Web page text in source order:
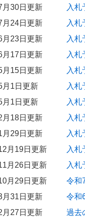
3月16日更新
事における情報共有シ
イクル法に係る提出資
12月3日更新
者の恒常的な雇用の
月18日更新
システムに関するア
月7日更新
境把握のための調査
月5日更新
者への適切な賃金水
月23日更新
度優秀建設工事表彰
月16日更新
月30日更新
入札
月24日更新
入札
月23日更新
入札
月17日更新
入札
月15日更新
入札
月1日更新
入札
月1日更新
入札
月18日更新
入札
月29日更新
入札
月19日更新
入札
月26日更新
入札
月29日更新
令和
月31日更新
令和
月27日更新
過去